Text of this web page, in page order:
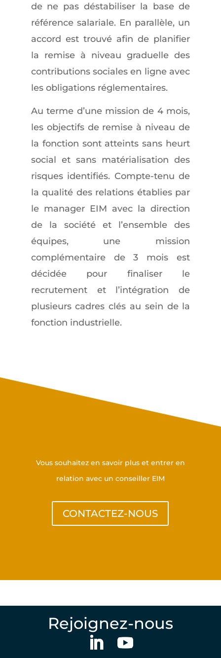
de ne pas déstabiliser la base de
référence salariale. En parallèle, un
accord est trouvé afin de planifier
la remise à niveau graduelle des
contributions sociales en ligne avec
les obligations réglementaires.
Au terme d’une mission de 4 mois,
les objectifs de remise à niveau de
la fonction sont atteints sans heurt
social et sans matérialisation des
risques identifiés. Compte-tenu de
la qualité des relations établies par
le manager EIM avec la direction
de la société et l’ensemble des
équipes, une mission
complémentaire de 3 mois est
décidée pour finaliser le
recrutement et l’intégration de
plusieurs cadres clés au sein de la
fonction industrielle.
Prenez contact avec nous
Vous souhaitez en savoir plus et entrer en
relation avec un conseiller EIM
CONTACTEZ-NOUS
Rejoignez-nous